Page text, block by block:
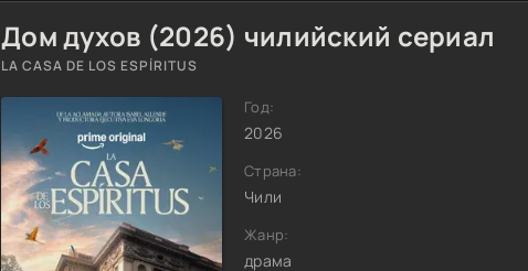
Дом духов (2026) чилийский сериал
LA CASA DE LOS ESPÍRITUS
Год:
2026
Страна:
Чили
Жанр:
драма